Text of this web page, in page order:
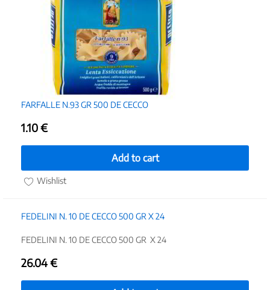
FARFALLE N.93 GR 500 DE CECCO
1.10€
Add to cart
Wishlist
FEDELINI N. 10 DE CECCO 500 GR X 24
FEDELINI N. 10 DE CECCO 500 GR X 24
26.04€